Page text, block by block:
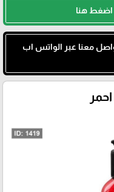
اضغط هنا
معنا عبر الواتس اب